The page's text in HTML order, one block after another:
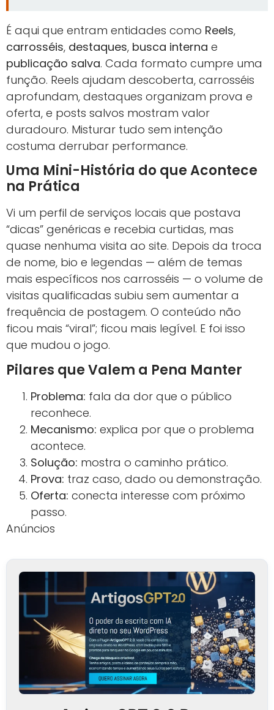
É aqui que entram entidades como Reels,
carrosséis, destaques, busca interna e
publicação salva. Cada formato cumpre uma
função. Reels ajudam descoberta, carrosséis
aprofundam, destaques organizam prova e
oferta, e posts salvos mostram valor
duradouro. Misturar tudo sem intenção
costuma derrubar performance.
Uma Mini-História do que Acontece
na Prática
Vi um perfil de serviços locais que postava
“dicas” genéricas e recebia curtidas, mas
quase nenhuma visita ao site. Depois da troca
de nome, bio e legendas — além de temas
mais específicos nos carrosséis — o volume de
visitas qualificadas subiu sem aumentar a
frequência de postagem. O conteúdo não
ficou mais “viral”; ficou mais legível. E foi isso
que mudou o jogo.
Pilares que Valem a Pena Manter
Problema: fala da dor que o público
reconhece.
Mecanismo: explica por que o problema
acontece.
Solução: mostra o caminho prático.
Prova: traz caso, dado ou demonstração.
Oferta: conecta interesse com próximo
passo.
Anúncios